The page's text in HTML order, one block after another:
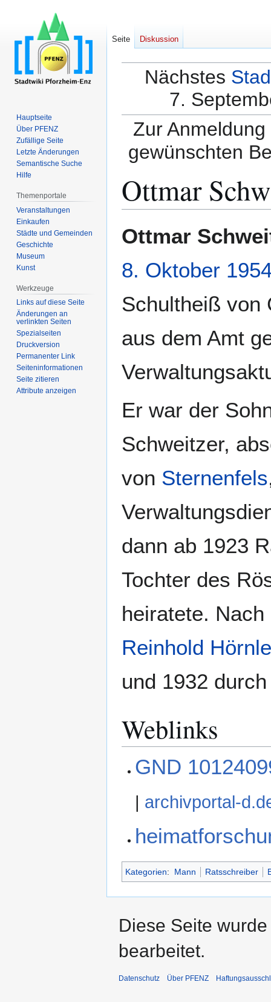
Nächstes
7.
Zur
gewünschten
Ottmar
Navigation
Suche
Ottmar
8. Oktober
Schultheiß von
aus dem Amt
Er war der
Schweitzer,
von Sternenfels
dann ab 1923
Tochter des
heiratete.
Reinhold Hörnle
und 1932
Weblinks
GND
archivportal-
Kategorien: Mann Ratsschreiber
Seite Diskussion
Hauptseite
Über PFENZ
Zufällige Seite
Letzte Änderungen
Semantische Suche
Hilfe
Themenportale
Veranstaltungen
Einkaufen
Städte und Gemeinden
Geschichte
Museum
Kunst
Werkzeuge
Links auf diese Seite
Änderungen an
verlinkten Seiten
Spezialseiten
Druckversion
Permanenter Link
Seiten­­informationen
Seite zitieren
Attribute anzeigen
Diese Seite
bearbeitet.
Datenschutz Über PFENZ